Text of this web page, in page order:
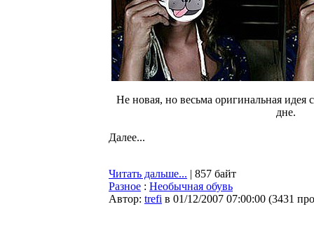
Не новая, но весьма оригинальная идея
дне.
Далее...
Читать дальше... | 857 байт
Разное : Необычная обувь
Автор: trefi в 01/12/2007 07:00:00 (3431